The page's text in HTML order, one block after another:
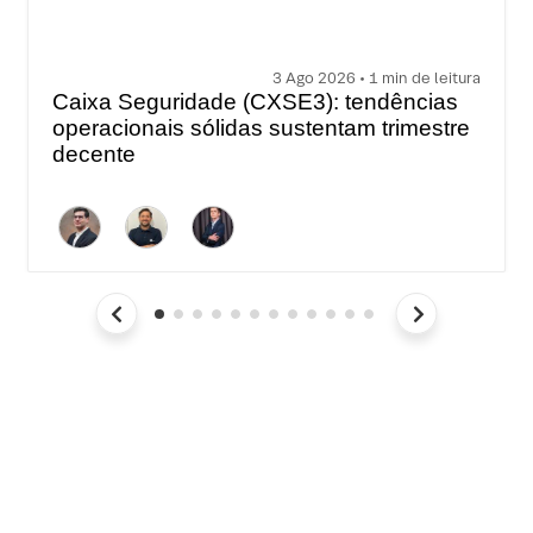
3 Ago 2026 • 1 min de leitura
Caixa Seguridade (CXSE3): tendências
operacionais sólidas sustentam trimestre
decente